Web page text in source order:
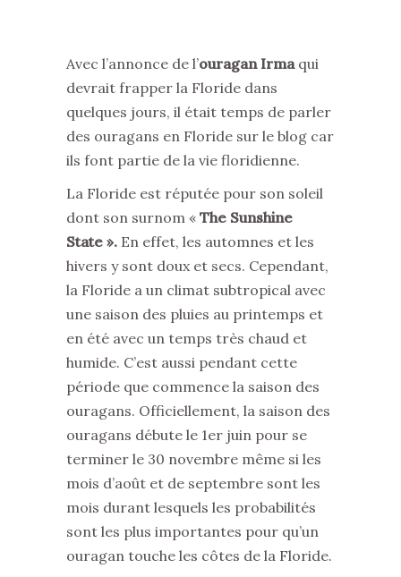
Avec l’annonce de l’ouragan Irmaqui
devrait frapper la Floride dans
quelques jours, il était temps de parler
des ouragans en Floride sur le blog car
ils font partie de la vie floridienne.
La Floride est réputée pour son soleil
dont son surnom « The Sunshine
State ». En effet, les automnes et les
hivers y sont doux et secs. Cependant,
la Floride a un climat subtropical avec
une saison des pluies au printemps et
en été avec un temps très chaud et
humide. C’est aussi pendant cette
période que commence la saison des
ouragans. Officiellement, la saison des
ouragans débute le 1er juin pour se
terminer le 30 novembre même si les
mois d’août et de septembre sont les
mois durant lesquels les probabilités
sont les plus importantes pour qu’un
ouragan touche les côtes de la Floride.